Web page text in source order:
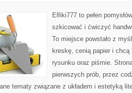
Elfiki777 to pełen
szkicować i ćwiczyć
To miejsce powstało z
kreskę, cenią papier i chcą
rysunku oraz piśmie.
pierwszych prób, przez
tematy związane z układem i estetyką